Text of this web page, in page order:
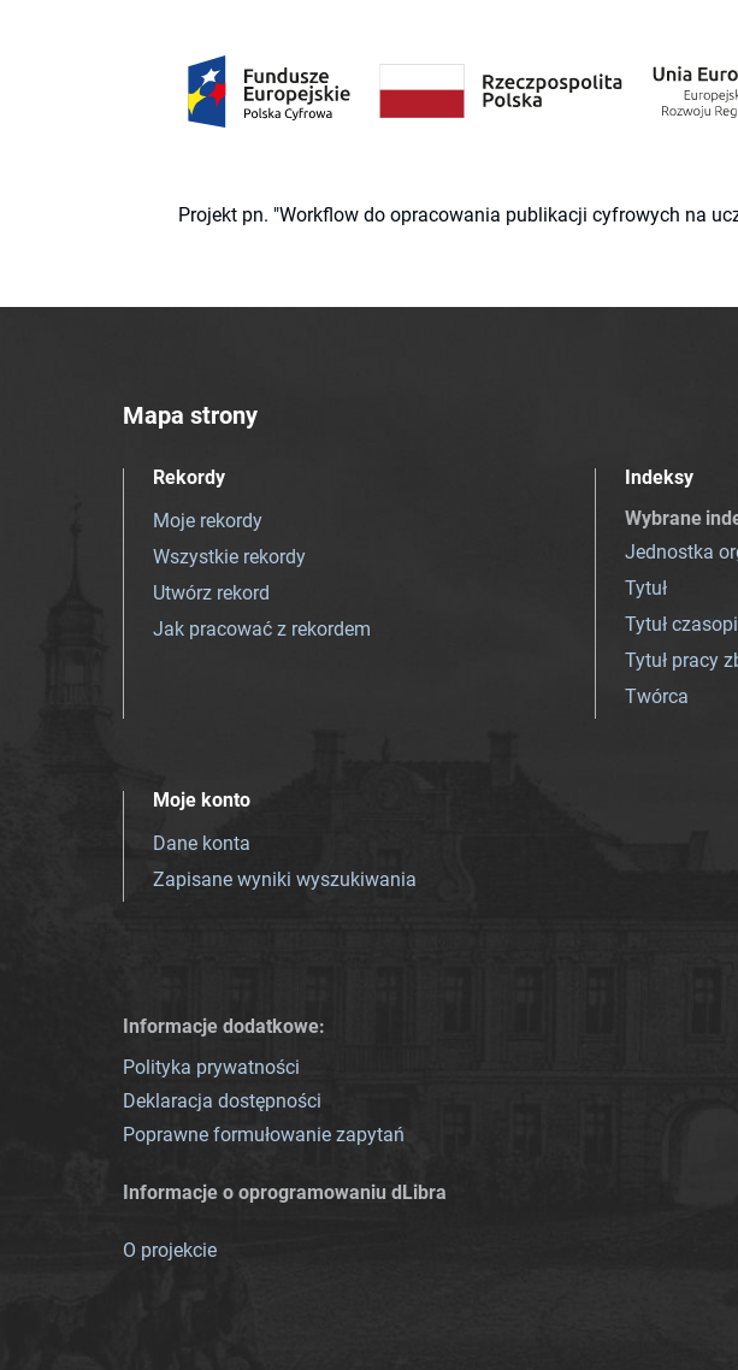
Projekt pn. "Workflow do opracowania publikacji cyfrowych na
Mapa strony
Rekordy
Moje rekordy
Wszystkie rekordy
Utwórz rekord
Jak pracować z rekordem
Indeksy
Wybrane
Jednostka
Tytuł
Tytuł
Tytuł pracy
Twórca
Moje konto
Dane konta
Zapisane wyniki wyszukiwania
Informacje dodatkowe:
Polityka prywatności
Deklaracja dostępności
Poprawne formułowanie zapytań
Informacje o oprogramowaniu dLibra
O projekcie